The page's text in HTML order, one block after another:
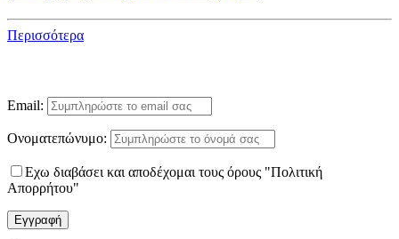
Περισσότερα
Email:
Ονοματεπώνυμο:
Εχω διαβάσει και αποδέχομαι τους όρους "Πολιτική
Απορρήτου"